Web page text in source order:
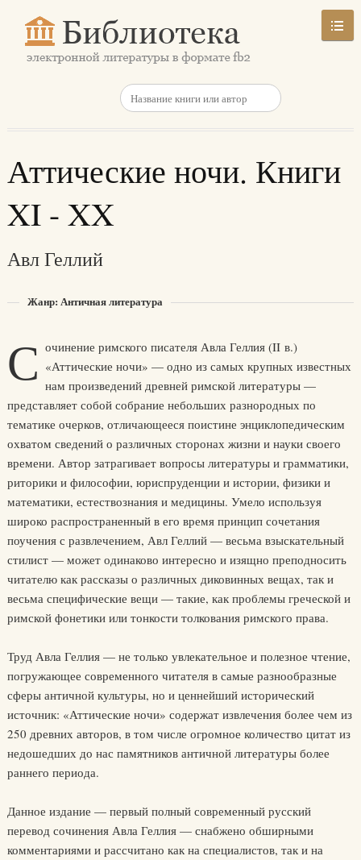
Аттические ночи. Книги
XI - XX
Авл Геллий
Жанр: Античная литература
С очинение римского писателя Авла Геллия (II в.)
«Аттические ночи» — одно из самых крупных известных
нам произведений древней римской литературы —
представляет собой собрание небольших разнородных по
тематике очерков, отличающееся поистине энциклопедическим
охватом сведений о различных сторонах жизни и науки своего
времени. Автор затрагивает вопросы литературы и грамматики,
риторики и философии, юриспруденции и истории, физики и
математики, естествознания и медицины. Умело используя
широко распространенный в его время принцип сочетания
поучения с развлечением, Авл Геллий — весьма взыскательный
стилист — может одинаково интересно и изящно преподносить
читателю как рассказы о различных диковинных вещах, так и
весьма специфические вещи — такие, как проблемы греческой и
римской фонетики или тонкости толкования римского права.
Труд Авла Геллия — не только увлекательное и полезное чтение,
погружающее современного читателя в самые разнообразные
сферы античной культуры, но и ценнейший исторический
источник: «Аттические ночи» содержат извлечения более чем из
250 древних авторов, в том числе огромное количество цитат из
недошедших до нас памятников античной литературы более
раннего периода.
Данное издание — первый полный современный русский
перевод сочинения Авла Геллия — снабжено обширными
комментариями и рассчитано как на специалистов, так и на